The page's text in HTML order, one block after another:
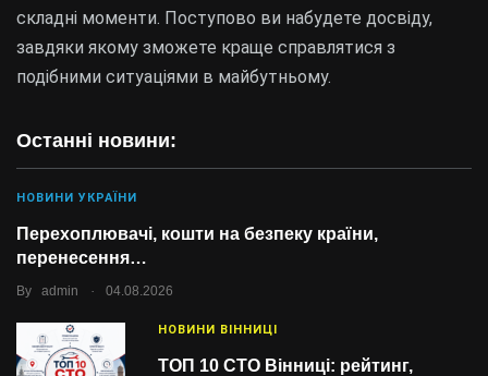
Останні новини:
НОВИНИ УКРАЇНИ
Перехоплювачі, кошти на безпеку країни,
перенесення…
By admin . 04.08.2026
НОВИНИ ВІННИЦІ
ТОП 10 СТО Вінниці: рейтинг,
складні моменти. Поступово ви набудете досвіду,
завдяки якому зможете краще справлятися з
подібними ситуаціями в майбутньому.